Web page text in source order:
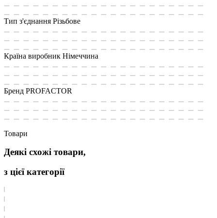
Тип з'єднання Різьбове
Країна виробник Німеччина
Бренд PROFACTOR
Товари
Деякі схожі товари,
з цієї категорії